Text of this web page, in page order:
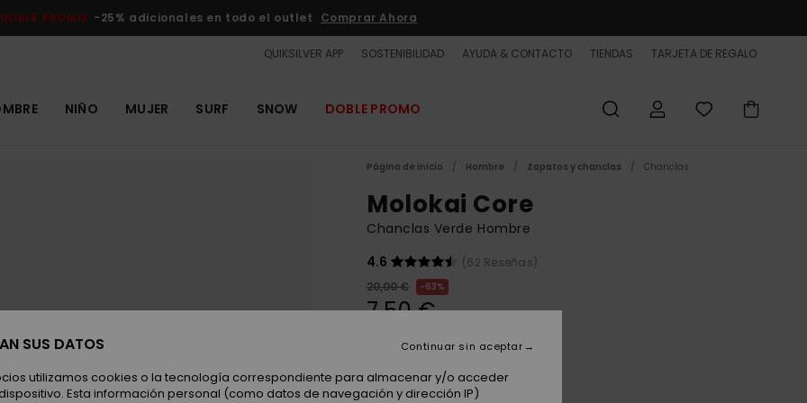
DOBLE PROMO -25% adicionales en todo el outlet Comprar Ahora
QUIKSILVER APP SOSTENIBILIDAD AYUDA & CONTACTO TIENDAS TARJETA DE REGALO
NIÑO MUJER SURF SNOW DOBLE PROMO
Página de inicio Hombre Zapatos y chanclas Chanclas
Molokai Core
Chanclas Verde Hombre
4.6
(62 Reseñas)
20,00 €
63%
7,50 €
SUS DATOS
utilizamos cookies o la tecnología correspondiente para almacenar y/o acceder
Esta información personal (como datos de navegación y dirección IP)
Continuar sin aceptar